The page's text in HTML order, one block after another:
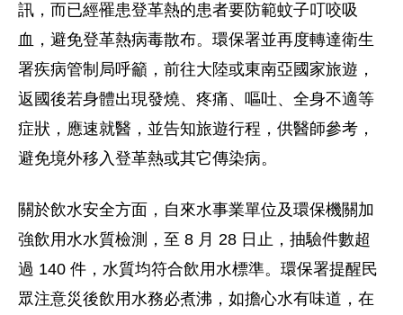
訊，而已經罹患登革熱的患者要防範蚊子叮咬吸
血，避免登革熱病毒散布。環保署並再度轉達衛生
署疾病管制局呼籲，前往大陸或東南亞國家旅遊，
返國後若身體出現發燒、疼痛、嘔吐、全身不適等
症狀，應速就醫，並告知旅遊行程，供醫師參考，
避免境外移入登革熱或其它傳染病。
關於飲水安全方面，自來水事業單位及環保機關加
強飲用水水質檢測，至 8 月 28 日止，抽驗件數超
過 140 件，水質均符合飲用水標準。環保署提醒民
眾注意災後飲用水務必煮沸，如擔心水有味道，在